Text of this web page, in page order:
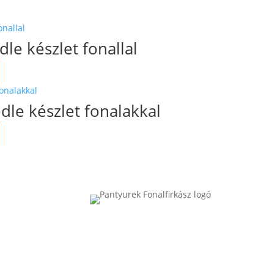
készlet fonallal
készlet fonalakkal